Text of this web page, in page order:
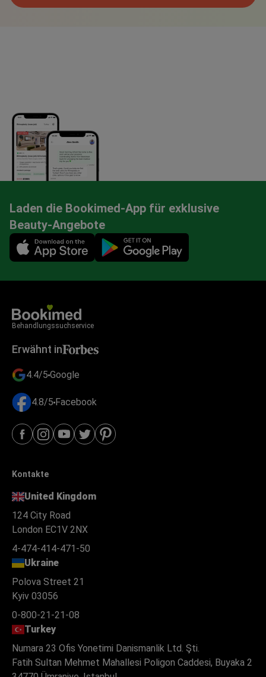
Laden die Bookimed-App für exklusive
Beauty-Angebote
Mobile app illustration
Behandlungssuchservice
Erwähnt in
4.4/5 Google
4.8/5 Facebook
Kontakte
United Kingdom
124 City Road
London EC1V 2NX
4-474-414-471-50
Ukraine
Polova Street 21
Kyiv 03056
0-800-21-21-08
Turkey
Numara 23 Ofis Yonetimi Danismanlik Ltd. Şti.
Fatih Sultan Mehmet Mahallesi Poligon Caddesi, Buyaka 2